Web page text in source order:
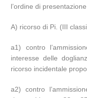
l’ordine di
A) ricorso di Pi. (III
a1) contro
interesse delle
ricorso incidentale
a2) contro